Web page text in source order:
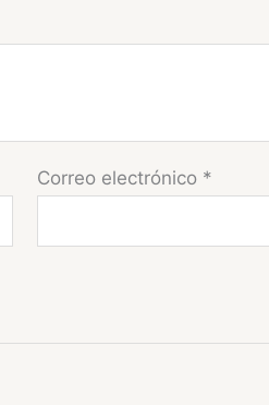
Correo electrónico *